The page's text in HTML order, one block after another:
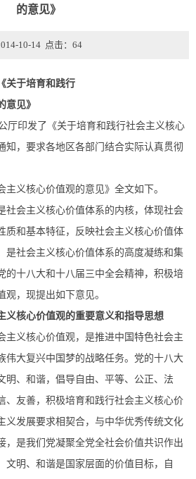
的意见》
10-14 点击： 64
关于培育和践行
意见》
厅印发了《关于培育和践行社会主义核心
知，要求各地区各部门结合实际认真贯彻
主义核心价值观的意见》全文如下。
社会主义核心价值体系的内核，体现社会
质和基本特征，反映社会主义核心价值体
是社会主义核心价值体系的高度凝练和集
的十八大和十八届三中全会精神，积极培
，现提出如下意见。
义核心价值观的重要意义和指导思想
主义核心价值观，是推进中国特色社会主
伟大复兴中国梦的战略任务。党的十八大
明、和谐，倡导自由、平等、公正、法
、友善，积极培育和践行社会主义核心价
义发展要求相契合，与中华优秀传统文化
，是我们党凝聚全党全社会价值共识作出
文明、和谐是国家层面的价值目标，自